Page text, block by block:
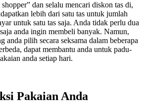
dan selalu mencari diskon tas di,
lebih dari satu tas untuk jumlah
untuk satu tas saja. Anda tidak perlu dua
anda ingin membeli banyak. Namun,
anda pilih secara seksama dalam beberapa
dapat membantu anda untuk padu-
anda setiap hari.
Pakaian Anda